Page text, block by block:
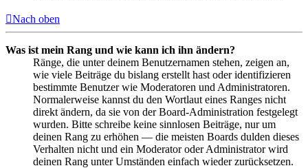
Nach oben
Was ist mein Rang und wie kann ich ihn ändern?
Ränge, die unter deinem Benutzernamen stehen, zeigen an,
wie viele Beiträge du bislang erstellt hast oder identifizieren
bestimmte Benutzer wie Moderatoren und Administratoren.
Normalerweise kannst du den Wortlaut eines Ranges nicht
direkt ändern, da sie von der Board-Administration festgelegt
wurden. Bitte schreibe keine sinnlosen Beiträge, nur um
deinen Rang zu erhöhen — die meisten Boards dulden dieses
Verhalten nicht und ein Moderator oder Administrator wird
deinen Rang unter Umständen einfach wieder zurücksetzen.